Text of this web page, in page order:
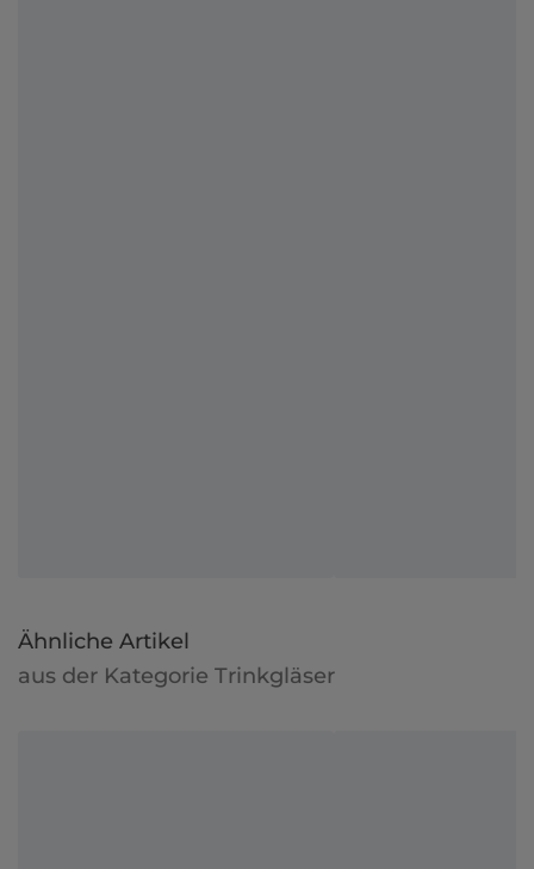
Ähnliche Artikel
aus der Kategorie Trinkgläser